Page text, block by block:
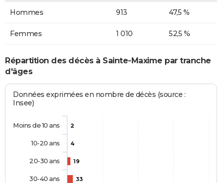
Hommes 913 47,5 %
Femmes 1 010 52,5 %
Répartition des décès à Sainte-Maxime par tranche
d'âges
Données exprimées en nombre de décès (source :
Insee)
2
4
19
33
Moins de 10 ans
10-20 ans
20-30 ans
30-40 ans